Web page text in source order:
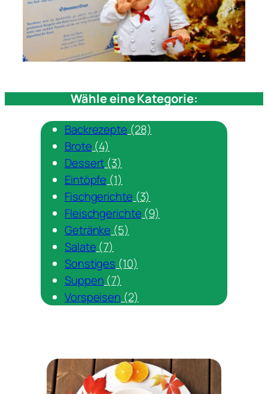
Wähle eine Kategorie:
Backrezepte (28)
Brote (4)
Dessert (3)
Eintöpfe (1)
Fischgerichte (3)
Fleischgerichte (9)
Getränke (5)
Salate (7)
Sonstiges (10)
Suppen (7)
Vorspeisen (2)